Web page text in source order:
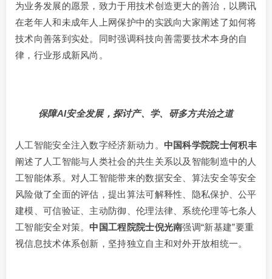
为业务发展的愿景，致力于用技术创造更大的善治，以腾讯
在老年人和未成年人上网保护中的实践向大家阐述了如何将
技术向善落到实处。同时强调科技向善需要技术本身的自
律，行业形成新风尚。
保障AI安全发展，探讨产、学、研多方共治之道
人工智能安全注入数字经济新动力。 中国科学院院士何积丰
阐述了人工智能与人类社会的共生关系以及智能制造中的人
工智能体系。对人工智能带来的数据安全、算法安全等安全
风险做了全面的评估，提出算法可解释性、隐私保护、公平
建模、可信验证、主动防御、伦理法律、系统伦理等七条人
工智能安全对策。中国工程院院士倪光南强调“新基建”要重
视信息技术体系创新，坚持独立自主和对外开放相统一。